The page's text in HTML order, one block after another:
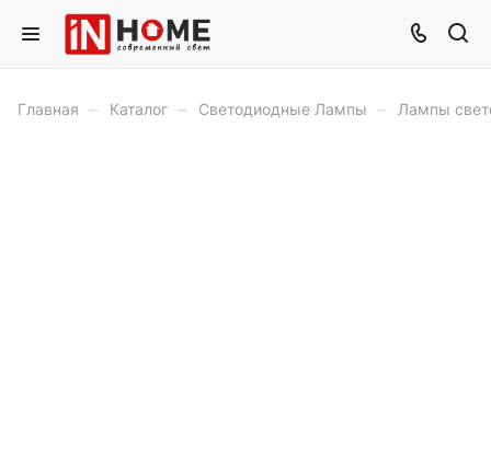
Главная – Каталог – Светодиодные Лампы – Лампы